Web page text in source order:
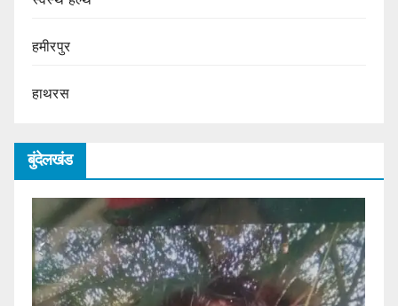
हमीरपुर
हाथरस
बुंदेलखंड